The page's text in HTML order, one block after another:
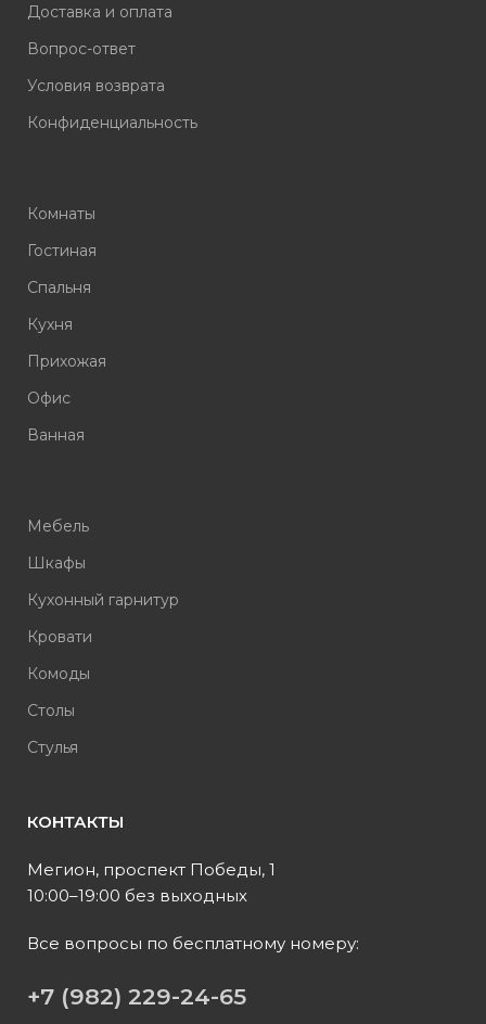
Доставка и оплата
Вопрос-ответ
Условия возврата
Конфиденциальность
Комнаты
Гостиная
Спальня
Кухня
Прихожая
Офис
Ванная
Мебель
Шкафы
Кухонный гарнитур
Кровати
Комоды
Столы
Стулья
КОНТАКТЫ
Мегион, проспект Победы, 1
10:00–19:00 без выходных
Все вопросы по бесплатному номеру:
+7 (982) 229-24-65